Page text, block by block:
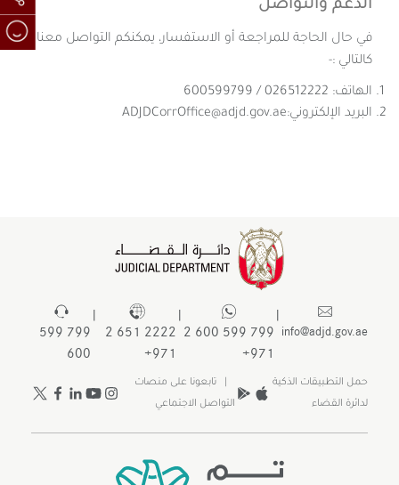
عن طريق الفاكس الربط المباشر
الدعم والتواصل
في حال الحاجة للمراجعة أو الاستفسار، يمكنكم التواصل معنا
كالتالي :-
الهاتف: 026512222 / 600599799
البريد الإلكتروني:ADJDCorrOffice@adjd.gov.ae
| تابعونا على منصات
التواصل الاجتماعي
حمل التطبيقات الذكية
لدائرة القضاء
799 599
600
|
2222 651 2
971+
|
799 599 600 2
971+
|
info@adjd.gov.ae